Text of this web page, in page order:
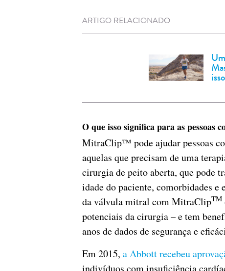
ARTIGO RELACIONADO
isso
O que isso significa para as pessoas
MitraClip™ pode ajudar pessoas
aquelas que precisam de uma
cirurgia de peito aberta, que pode
idade do paciente, comorbidades e
da válvula mitral com MitraClipTM
potenciais da cirurgia – e tem
anos de dados de segurança e
Em 2015, a Abbott recebeu
indivíduos com insuficiência